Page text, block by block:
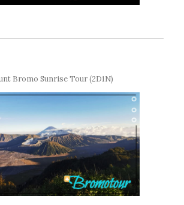
Bromo Sunrise Tour (2D1N)